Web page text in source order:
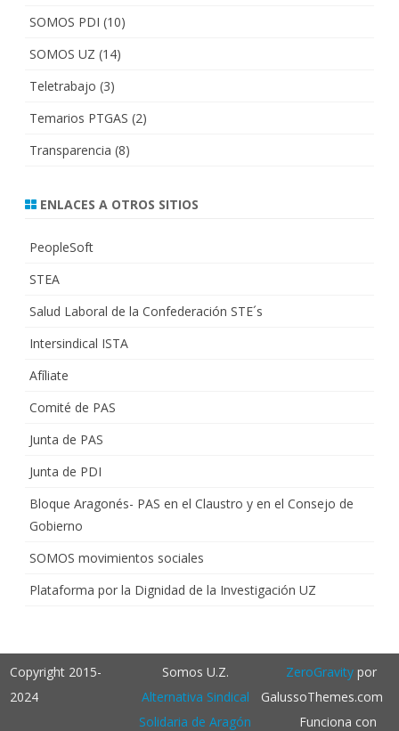
SOMOS PDI (10)
SOMOS UZ (14)
Teletrabajo (3)
Temarios PTGAS (2)
Transparencia (8)
ENLACES A OTROS SITIOS
PeopleSoft
STEA
Salud Laboral de la Confederación STE´s
Intersindical ISTA
Afíliate
Comité de PAS
Junta de PAS
Junta de PDI
Bloque Aragonés- PAS en el Claustro y en el Consejo de
Gobierno
SOMOS movimientos sociales
Plataforma por la Dignidad de la Investigación UZ
Copyright 2015-
2024
Somos U.Z.
Alternativa Sindical
Solidaria de Aragón
ZeroGravitypor
GalussoThemes.com
Funciona con